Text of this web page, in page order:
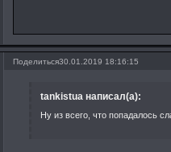
Поделиться30.01.2019 18:16:15
tankistua написал(а):
Ну из всего, что попадалось